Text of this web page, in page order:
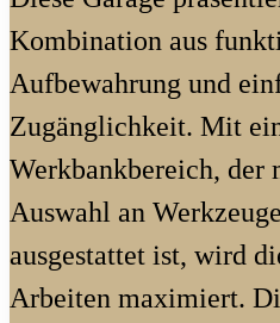
Kombination aus
Aufbewahrung und
Zugänglichkeit. Mit
Werkbankbereich, der
Auswahl an
ausgestattet ist, wird
Arbeiten maximiert.